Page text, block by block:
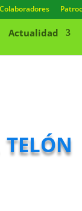
Colaboradores
Actualidad
telón